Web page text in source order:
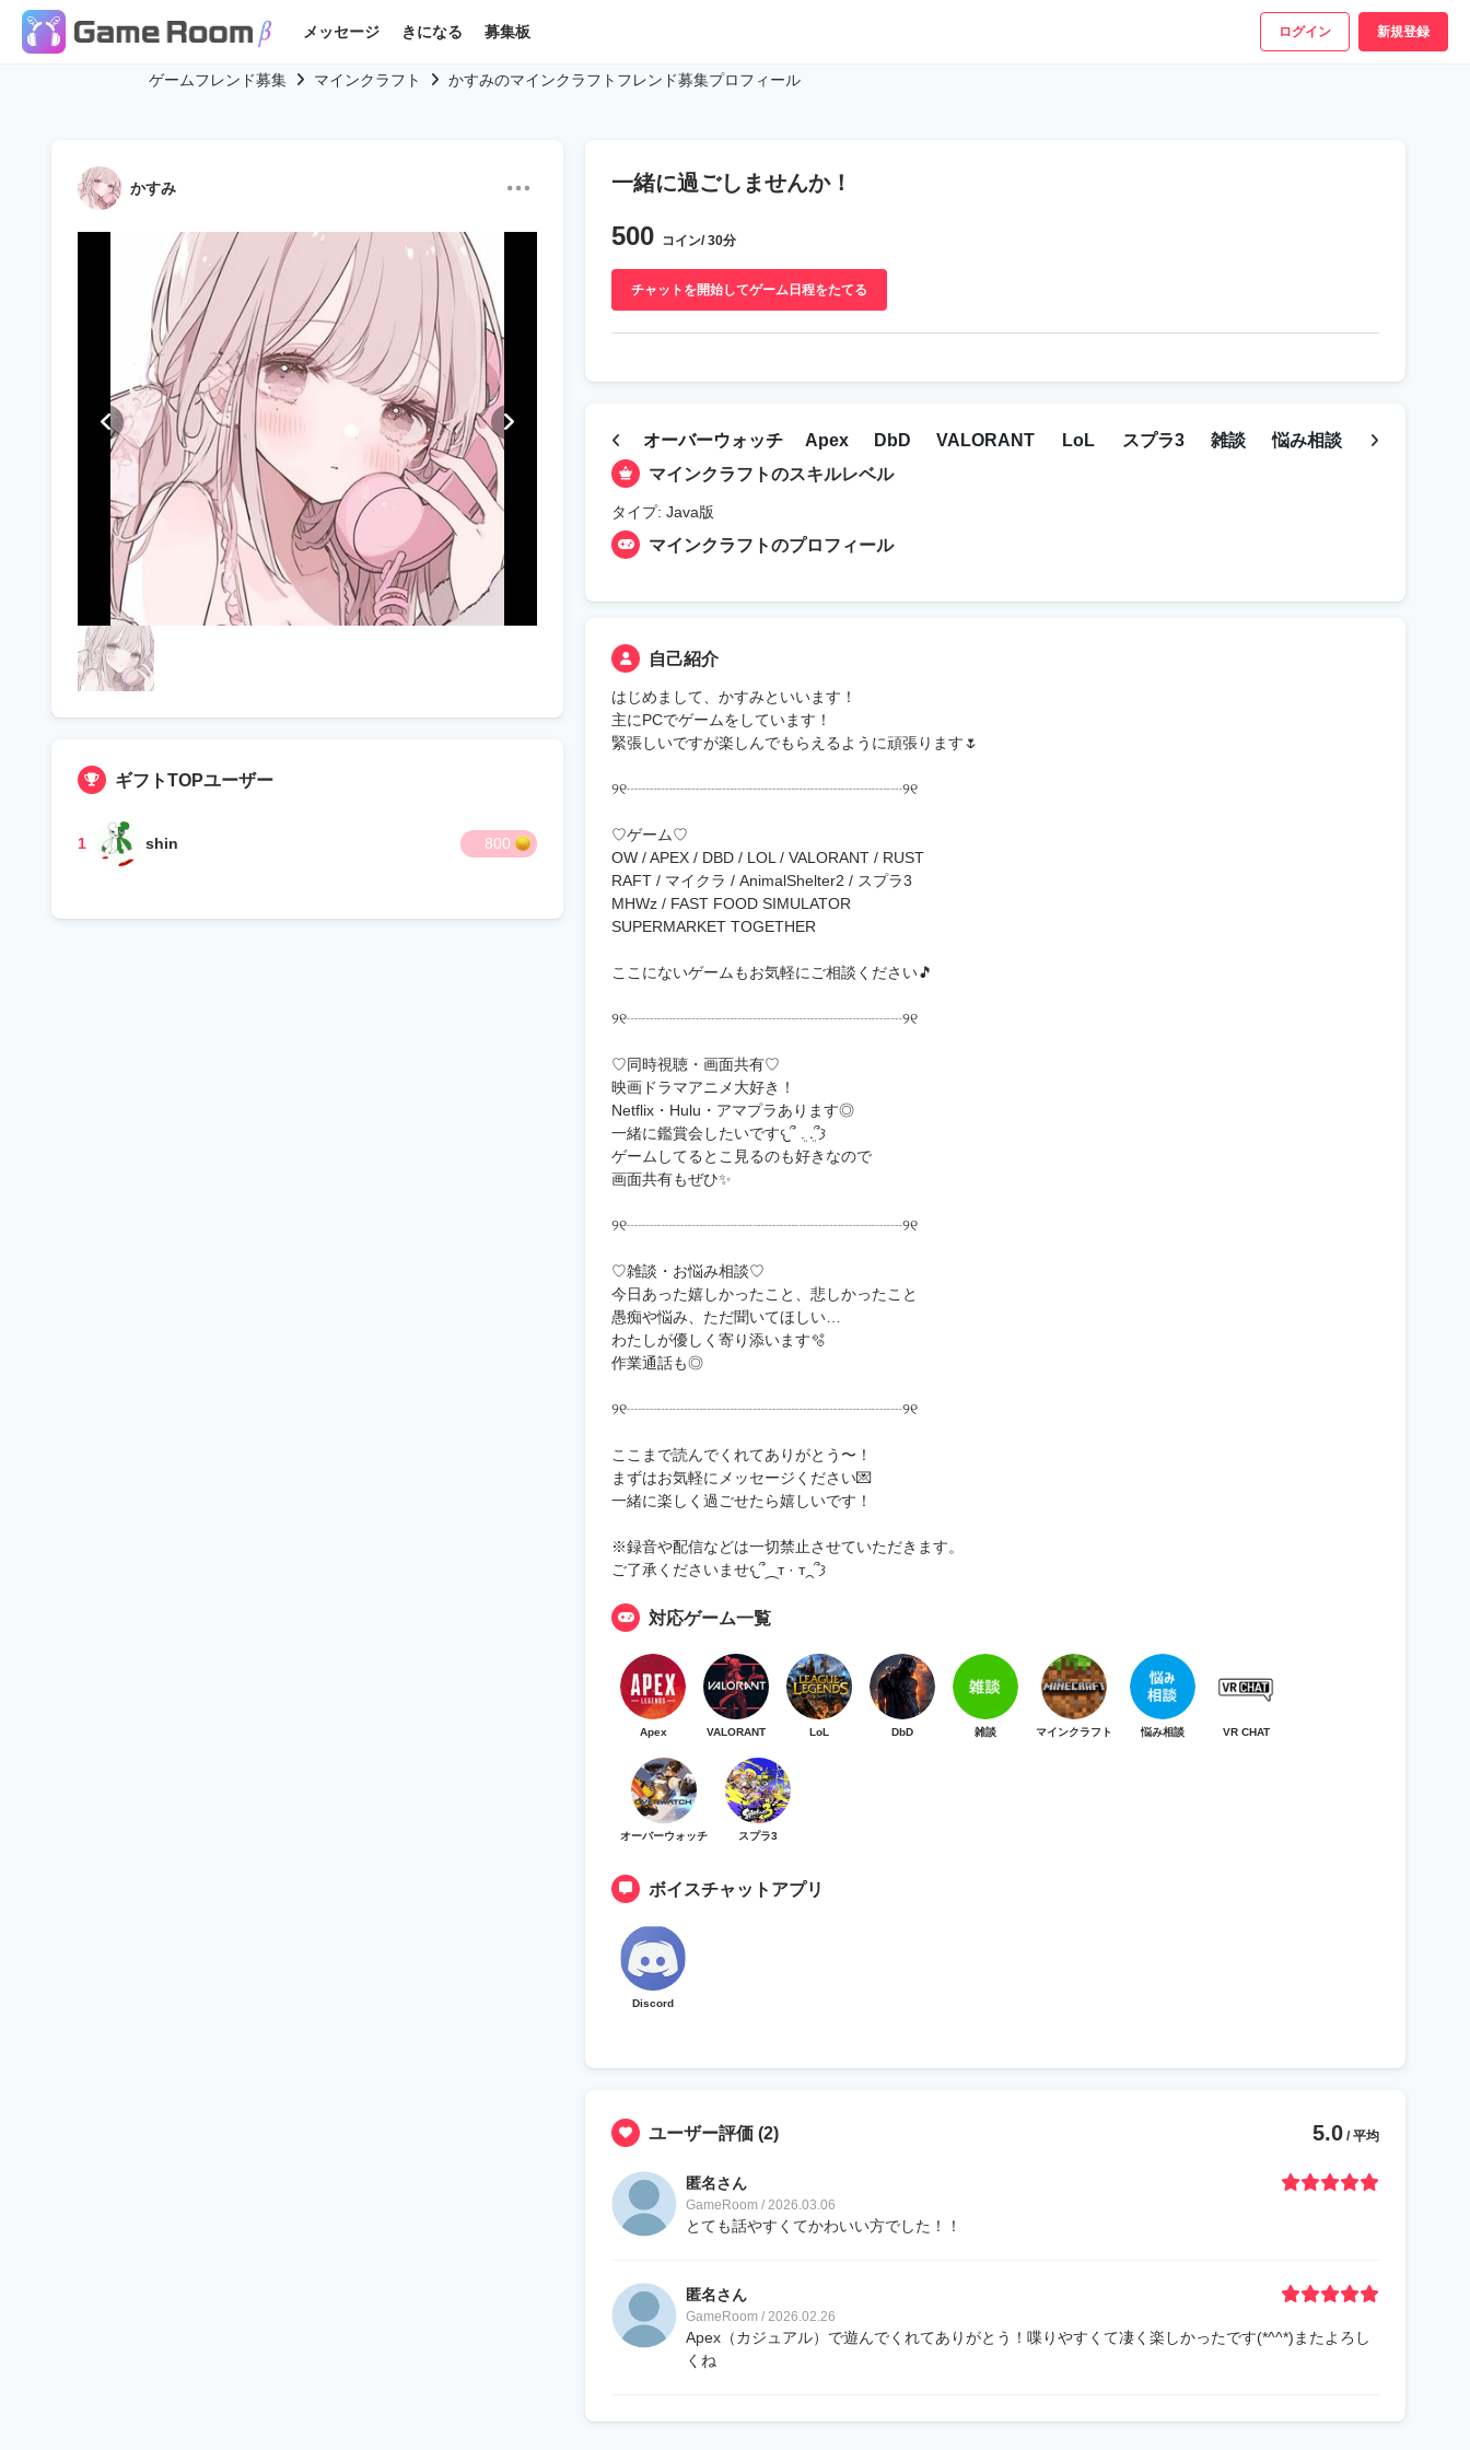
メッセージ きになる 募集板 ログイン 新規登録
ゲームフレンド募集 マインクラフト かすみのマインクラフトフレンド募集プロフィール
かすみ
ギフトTOPユーザー
1 shin 800
一緒に過ごしませんか！
500 コイン/ 30分
チャットを開始してゲーム日程をたてる
オーバーウォッチ Apex DbD VALORANT LoL スプラ3 雑談 悩み相談
マインクラ
マインクラフトのスキルレベル
タイプ: Java版
マインクラフトのプロフィール
自己紹介
はじめまして、かすみといいます！
主にPCでゲームをしています！
緊張しいですが楽しんでもらえるように頑張ります🌷
୨୧┈┈┈┈┈┈┈┈┈┈┈┈┈┈┈┈┈┈୨୧
♡ゲーム♡
OW / APEX / DBD / LOL / VALORANT / RUST
RAFT / マイクラ / AnimalShelter2 / スプラ3
MHWz / FAST FOOD SIMULATOR
SUPERMARKET TOGETHER
ここにないゲームもお気軽にご相談ください🎵
୨୧┈┈┈┈┈┈┈┈┈┈┈┈┈┈┈┈┈┈୨୧
♡同時視聴・画面共有♡
映画ドラマアニメ大好き！
Netflix・Hulu・アマプラあります◎
一緒に鑑賞会したいです𐔌՞ ܸ. .ܸ՞𐦯
ゲームしてるとこ見るのも好きなので
画面共有もぜひ✨
୨୧┈┈┈┈┈┈┈┈┈┈┈┈┈┈┈┈┈┈୨୧
♡雑談・お悩み相談♡
今日あった嬉しかったこと、悲しかったこと
愚痴や悩み、ただ聞いてほしい…
わたしが優しく寄り添います🫧
作業通話も◎
୨୧┈┈┈┈┈┈┈┈┈┈┈┈┈┈┈┈┈┈୨୧
ここまで読んでくれてありがとう〜！
まずはお気軽にメッセージください💌
一緒に楽しく過ごせたら嬉しいです！
※録音や配信などは一切禁止させていただきます。
ご了承くださいませ𐔌՞⁔т · т⁔՞𐦯
対応ゲーム一覧
Apex VALORANT LoL DbD 雑談 マインクラフト 悩み相談 VR CHAT
オーバーウォッチ スプラ3
ボイスチャットアプリ
Discord
ユーザー評価 (2) 5.0 / 平均
匿名さん
GameRoom / 2026.03.06
とても話やすくてかわいい方でした！！
匿名さん
GameRoom / 2026.02.26
Apex（カジュアル）で遊んでくれてありがとう！喋りやすくて凄く楽しかったです(*^^*)またよろし
くね